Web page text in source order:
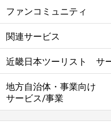
ファンコミュニティ
関連サービス
近畿日本ツーリスト サ
地方自治体・事業向け
サービス/事業